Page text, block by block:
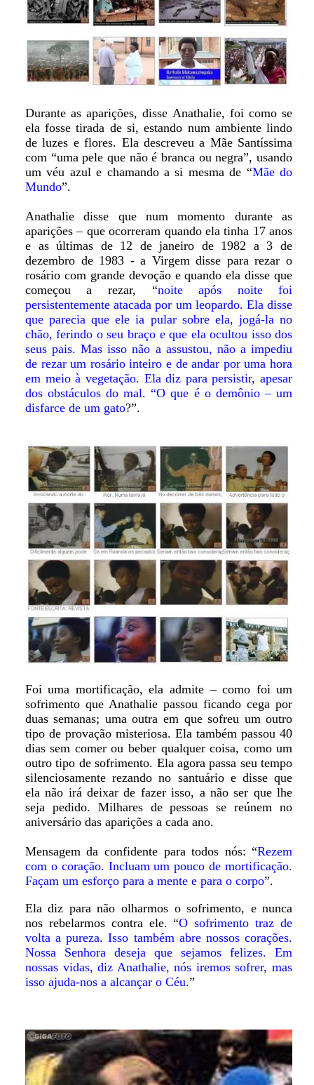
Durante as aparições, disse Anathalie, foi como se
ela fosse tirada de si, estando num ambiente lindo
de luzes e flores. Ela descreveu a Mãe Santíssima
com “uma pele que não é branca ou negra”, usando
um véu azul e chamando a si mesma de “Mãe do
Mundo”.
Anathalie disse que num momento durante as
aparições – que ocorreram quando ela tinha 17 anos
e as últimas de 12 de janeiro de 1982 a 3 de
dezembro de 1983 - a Virgem disse para rezar o
rosário com grande devoção e quando ela disse que
começou a rezar, “noite após noite foi
persistentemente atacada por um leopardo. Ela disse
que parecia que ele ia pular sobre ela, jogá-la no
chão, ferindo o seu braço e que ela ocultou isso dos
seus pais. Mas isso não a assustou, não a impediu
de rezar um rosário inteiro e de andar por uma hora
em meio à vegetação. Ela diz para persistir, apesar
dos obstáculos do mal. “O que é o demônio – um
disfarce de um gato?”.
Foi uma mortificação, ela admite – como foi um
sofrimento que Anathalie passou ficando cega por
duas semanas; uma outra em que sofreu um outro
tipo de provação misteriosa. Ela também passou 40
dias sem comer ou beber qualquer coisa, como um
outro tipo de sofrimento. Ela agora passa seu tempo
silenciosamente rezando no santuário e disse que
ela não irá deixar de fazer isso, a não ser que lhe
seja pedido. Milhares de pessoas se reúnem no
aniversário das aparições a cada ano.
Mensagem da confidente para todos nós: “Rezem
com o coração. Incluam um pouco de mortificação.
Façam um esforço para a mente e para o corpo”.
Ela diz para não olharmos o sofrimento, e nunca
nos rebelarmos contra ele. “O sofrimento traz de
volta a pureza. Isso também abre nossos corações.
Nossa Senhora deseja que sejamos felizes. Em
nossas vidas, diz Anathalie, nós iremos sofrer, mas
isso ajuda-nos a alcançar o Céu.”